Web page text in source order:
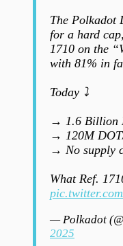
The Polkadot
for a hard
1710 on the
with 81% in
Today ⤵️
→ 1.6 Billion
→ 120M
→ No supply
What Ref.
— Polkadot
2025